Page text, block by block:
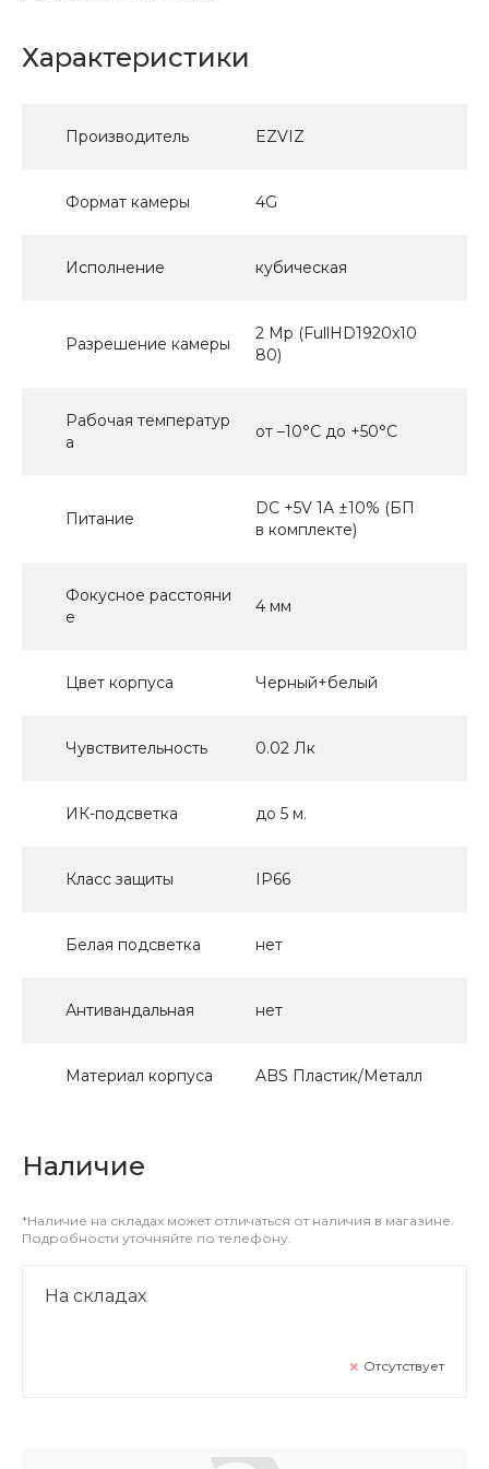
Характеристики
Производитель EZVIZ
Формат камеры 4G
Исполнение кубическая
Разрешение камеры
2 Mp (FullHD1920x10
80)
Рабочая температур
а
от –10°C до +50°C
Питание
DC +5V 1A ±10% (БП
в комплекте)
Фокусное расстояни
е
4 мм
Цвет корпуса Черный+белый
Чувствительность 0.02 Лк
ИК-подсветка до 5 м.
Класс защиты IP66
Белая подсветка нет
Антивандальная нет
Материал корпуса ABS Пластик/Металл
Наличие
*Наличие на складах может отличаться от наличия в магазине.
Подробности уточняйте по телефону.
На складах
Отсутствует